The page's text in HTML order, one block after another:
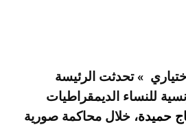
» تحدثت الرئيسة
للنساء الديمقراطيات
حميدة، خلال محاكمة صورية